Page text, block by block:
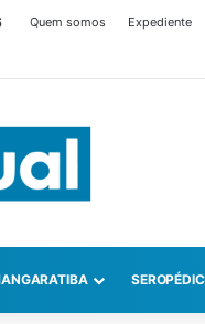
Quem somos Expediente